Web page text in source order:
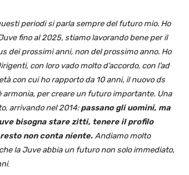
periodi si parla sempre del futuro mio. Ho
fino al 2025, stiamo lavorando bene per il
dei prossimi anni, non del prossimo anno. Ho
con loro vado molto d’accordo, con l’ad
con cui ho rapporto da 10 anni, il nuovo ds
armonia, per creare un futuro importante. Una
arrivando nel 2014: passano gli uomini, ma
bisogna stare zitti, tenere il profilo
non conta niente. Andiamo molto
la Juve abbia un futuro non solo immediato,
.